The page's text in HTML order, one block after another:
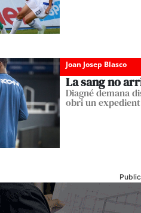
Joan Josep Blasco
La sang no
Diagné demana
obri un